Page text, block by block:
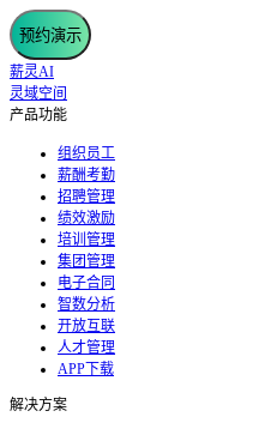
预约演示
薪灵AI
灵域空间
产品功能
组织员工
薪酬考勤
招聘管理
绩效激励
培训管理
集团管理
电子合同
智数分析
开放互联
人才管理
APP下载
解决方案